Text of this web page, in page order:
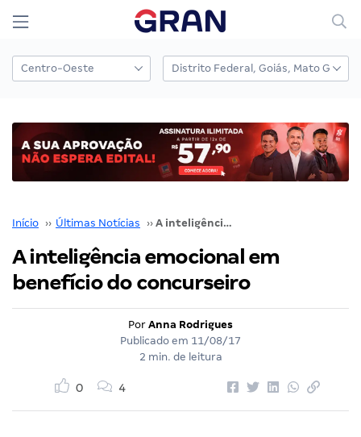
Início ›› Últimas Notícias ›› A inteligência emocional em benefício do concurseiro
A inteligência emocional em
benefício do concurseiro
Por Anna Rodrigues
Publicado em 11/08/17
2 min. de leitura
0 4